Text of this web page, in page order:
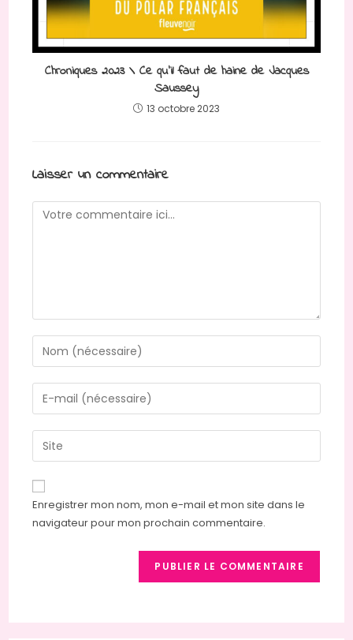
Chroniques 2023 \ Ce qu’il faut de haine de Jacques
Saussey
13 octobre 2023
Laisser un commentaire
Comment
Enter
your
name
or
to
comment
Enter
your
email
address
comment
Saisir
l’URL
de
votre
site
Enregistrer mon nom, mon e-mail et mon site dans le
navigateur pour mon prochain commentaire.